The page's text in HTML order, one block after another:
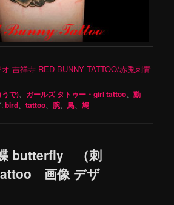
吉祥寺 RED BUNNY TATTOO/赤兎刺青
で) ガールズ タトゥー・girl tattoo 、動
bird 、tattoo 腕 、鳥 、鳩
butterfly （刺
画像 デザ